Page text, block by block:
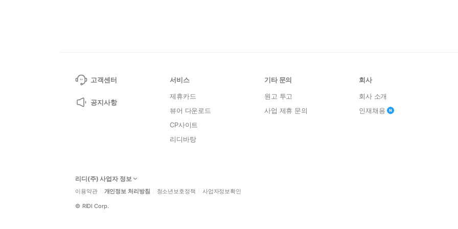
고객센터
공지사항
서비스
제휴카드
뷰어 다운로드
CP사이트
리디바탕
기타 문의
원고 투고
사업 제휴 문의
회사
회사 소개
인재채용
리디(주) 사업자 정보
이용약관 개인정보 처리방침 청소년보호정책 사업자정보확인
© RIDI Corp.